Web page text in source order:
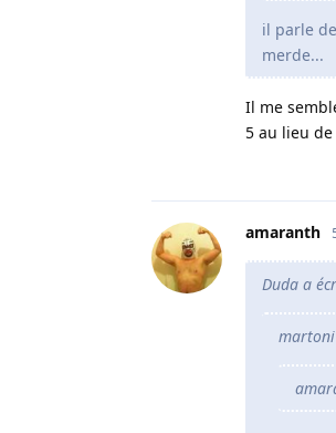
il parle
merde...
Il me
5 au lieu
amaranth
Duda a